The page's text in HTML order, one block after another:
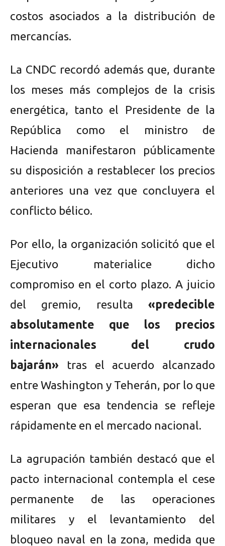
costos asociados a la distribución de
mercancías.
La CNDC recordó además que, durante
los meses más complejos de la crisis
energética, tanto el Presidente de la
República como el ministro de
Hacienda manifestaron públicamente
su disposición a restablecer los precios
anteriores una vez que concluyera el
conflicto bélico.
Por ello, la organización solicitó que el
Ejecutivo materialice dicho
compromiso en el corto plazo. A juicio
del gremio, resulta «predecible
absolutamente que los precios
internacionales del crudo
bajarán» tras el acuerdo alcanzado
entre Washington y Teherán, por lo que
esperan que esa tendencia se refleje
rápidamente en el mercado nacional.
La agrupación también destacó que el
pacto internacional contempla el cese
permanente de las operaciones
militares y el levantamiento del
bloqueo naval en la zona, medida que